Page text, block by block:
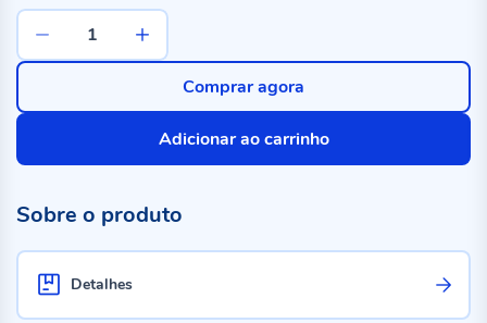
Adicionar ao carrinho
Comprar agora
Sobre o produto
Detalhes